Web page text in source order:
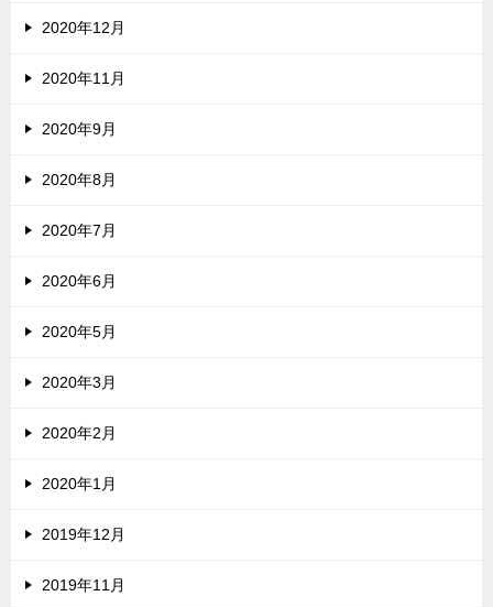
2020年12月
2020年11月
2020年9月
2020年8月
2020年7月
2020年6月
2020年5月
2020年3月
2020年2月
2020年1月
2019年12月
2019年11月